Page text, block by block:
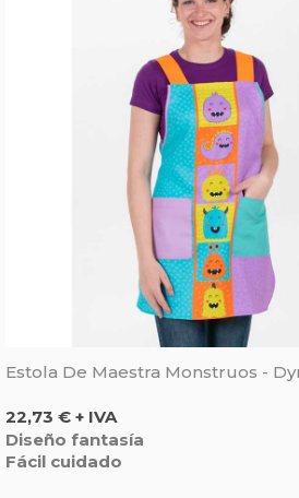
Estola De Maestra Monstruos -
Precio
22,73 € + IVA
Diseño fantasía
Fácil cuidado